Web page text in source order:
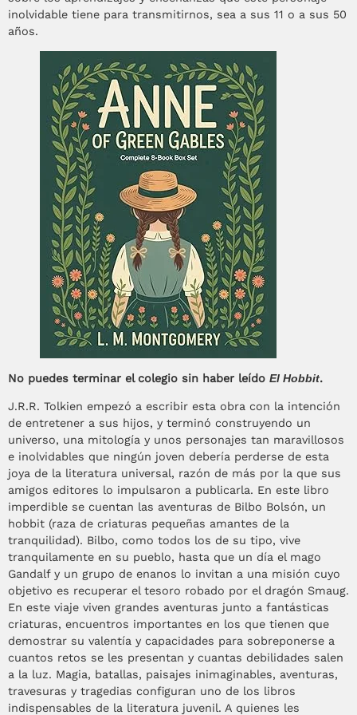
inolvidable tiene para transmitirnos, sea a sus 11 o a sus 50
años.
No puedes terminar el colegio sin haber leído El Hobbit.
J.R.R. Tolkien empezó a escribir esta obra con la intención
de entretener a sus hijos, y terminó construyendo un
universo, una mitología y unos personajes tan maravillosos
e inolvidables que ningún joven debería perderse de esta
joya de la literatura universal, razón de más por la que sus
amigos editores lo impulsaron a publicarla. En este libro
imperdible se cuentan las aventuras de Bilbo Bolsón, un
hobbit (raza de criaturas pequeñas amantes de la
tranquilidad). Bilbo, como todos los de su tipo, vive
tranquilamente en su pueblo, hasta que un día el mago
Gandalf y un grupo de enanos lo invitan a una misión cuyo
objetivo es recuperar el tesoro robado por el dragón Smaug.
En este viaje viven grandes aventuras junto a fantásticas
criaturas, encuentros importantes en los que tienen que
demostrar su valentía y capacidades para sobreponerse a
cuantos retos se les presentan y cuantas debilidades salen
a la luz. Magia, batallas, paisajes inimaginables, aventuras,
travesuras y tragedias configuran uno de los libros
indispensables de la literatura juvenil. A quienes les